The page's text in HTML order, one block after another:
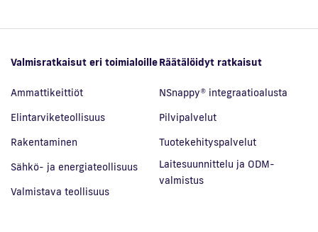
Valmisratkaisut eri toimialoille
Ammattikeittiöt
Elintarviketeollisuus
Rakentaminen
Sähkö- ja energiateollisuus
Valmistava teollisuus
Räätälöidyt ratkaisut
NSnappy® integraatioalusta
Pilvipalvelut
Tuotekehityspalvelut
Laitesuunnittelu ja ODM-
valmistus